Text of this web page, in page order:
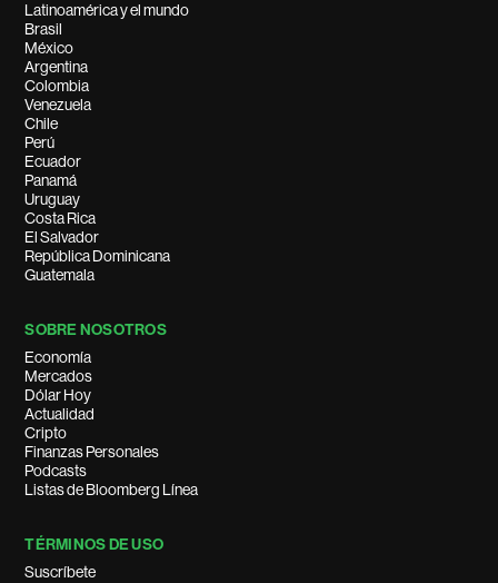
Latinoamérica y el mundo
Brasil
México
Argentina
Colombia
Venezuela
Chile
Perú
Ecuador
Panamá
Uruguay
Costa Rica
El Salvador
República Dominicana
Guatemala
SOBRE NOSOTROS
Economía
Mercados
Dólar Hoy
Actualidad
Cripto
Finanzas Personales
Podcasts
Listas de Bloomberg Línea
TÉRMINOS DE USO
Suscríbete